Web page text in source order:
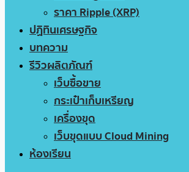
ราคา Ripple (XRP)
ปฏิทินเศรษฐกิจ
บทความ
รีวิวผลิตภัณฑ์
เว็บซื้อขาย
กระเป๋าเก็บเหรียญ
เครื่องขุด
เว็บขุดแบบ Cloud Mining
ห้องเรียน